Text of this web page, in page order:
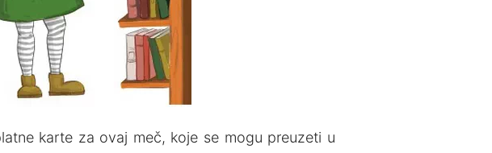
karte za ovaj meč, koje se mogu preuzeti u